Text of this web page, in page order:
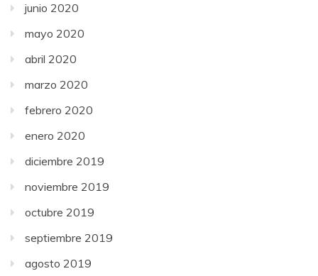
junio 2020
mayo 2020
abril 2020
marzo 2020
febrero 2020
enero 2020
diciembre 2019
noviembre 2019
octubre 2019
septiembre 2019
agosto 2019